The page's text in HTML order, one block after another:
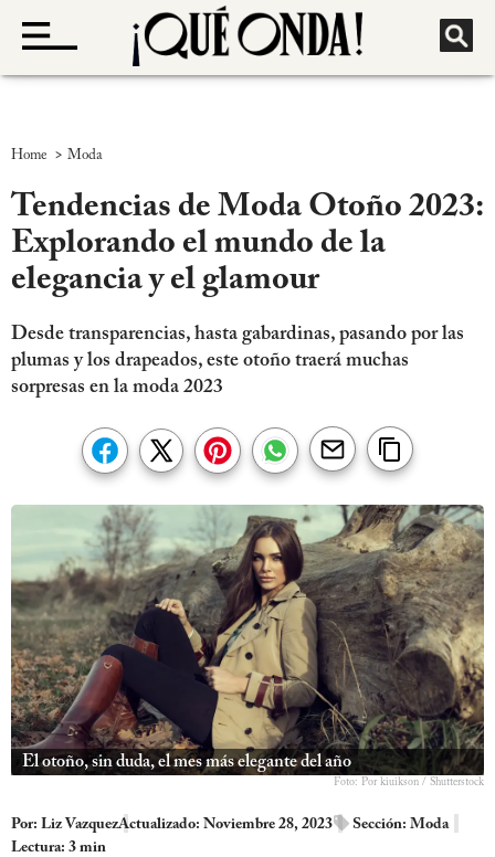
Home > Moda
Tendencias de Moda Otoño 2023:
Explorando el mundo de la
elegancia y el glamour
Desde transparencias, hasta gabardinas, pasando por las
plumas y los drapeados, este otoño traerá muchas
sorpresas en la moda 2023
El otoño, sin duda, el mes más elegante del año
Foto: Por kiuikson / Shutterstock
Por: Liz VazquezActualizado: Noviembre 28, 2023 Sección: Moda
Lectura: 3 min